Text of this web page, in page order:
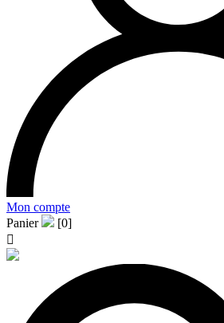
Mon compte
Panier
[0]
